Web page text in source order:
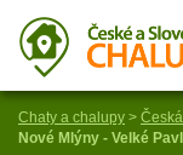
Chaty a chalupy >
Nové Mlýny - Velké